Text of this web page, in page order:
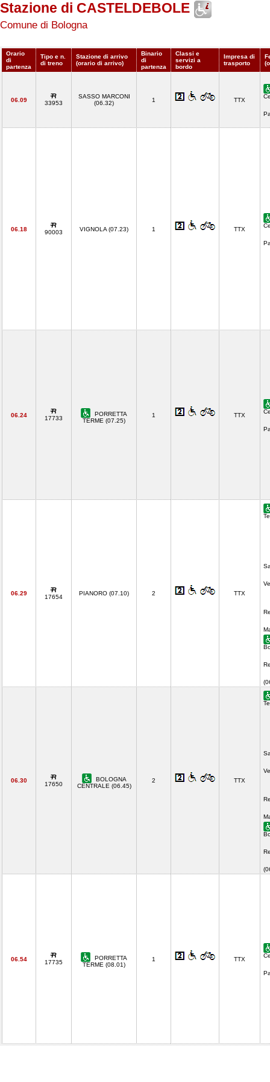
Stazione di CASTELDEBOLE
Comune di Bologna
Orario
di
partenza
Tipo e n.
di treno
Stazione di arrivo
(orario di arrivo)
Binario
di
partenza
Classi e
servizi a
bordo
Impresa di
trasporto
06.09 33953
SASSO MARCONI
(06.32)
1 TTX
06.18 90003 VIGNOLA (07.23) 1 TTX
06.24 17733
PORRETTA
TERME (07.25)
1 TTX
06.29
17654
PIANORO (07.10) 2 TTX
06.30
17650
BOLOGNA
CENTRALE (06.45)
2 TTX
06.54 17735
PORRETTA
TERME (08.01)
1 TTX